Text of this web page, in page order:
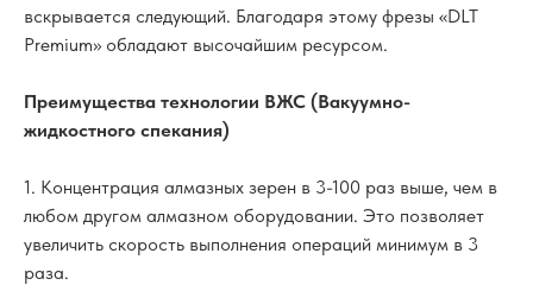
вскрывается следующий. Благодаря этому фрезы «DLT
Premium» обладают высочайшим ресурсом.
Преимущества технологии ВЖС (Вакуумно-
жидкостного спекания)
1. Концентрация алмазных зерен в 3-100 раз выше, чем в
любом другом алмазном оборудовании. Это позволяет
увеличить скорость выполнения операций минимум в 3
раза.